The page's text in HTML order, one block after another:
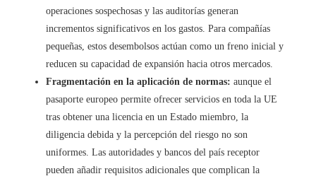
operaciones sospechosas y las auditorías generan
incrementos significativos en los gastos. Para compañías
pequeñas, estos desembolsos actúan como un freno inicial y
reducen su capacidad de expansión hacia otros mercados.
Fragmentación en la aplicación de normas: aunque el
pasaporte europeo permite ofrecer servicios en toda la UE
tras obtener una licencia en un Estado miembro, la
diligencia debida y la percepción del riesgo no son
uniformes. Las autoridades y bancos del país receptor
pueden añadir requisitos adicionales que complican la